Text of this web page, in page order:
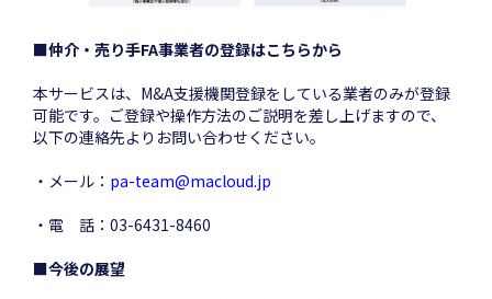
■仲介・売り手FA事業者の登録はこちらから
本サービスは、M&A支援機関登録をしている業者のみが登録
可能です。ご登録や操作方法のご説明を差し上げますので、
以下の連絡先よりお問い合わせください。
・メール： pa-team@macloud.jp
・電 話：03-6431-8460
■今後の展望